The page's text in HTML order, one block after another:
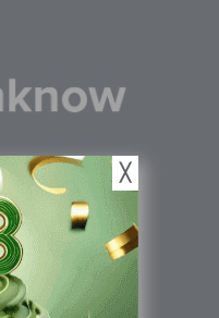
OFI 701
╳